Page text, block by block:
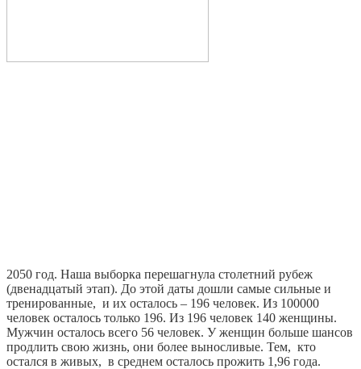
2050 год. Наша выборка перешагнула столетний рубеж
(двенадцатый этап). До этой даты дошли самые сильные и
тренированные, и их осталось – 196 человек. Из 100000
человек осталось только 196. Из 196 человек 140 женщины.
Мужчин осталось всего 56 человек. У женщин больше шансов
продлить свою жизнь, они более выносливые. Тем, кто
остался в живых, в среднем осталось прожить 1,96 года.